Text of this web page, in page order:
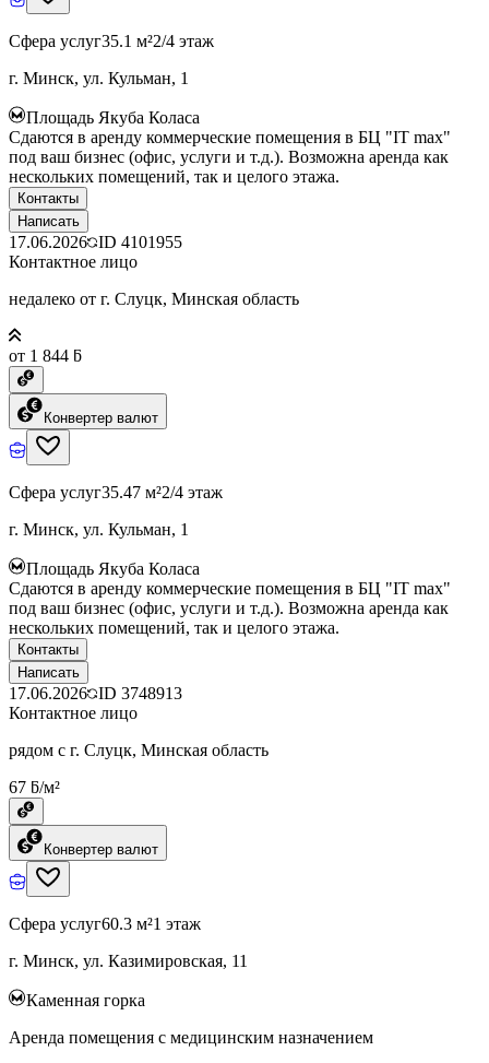
Сфера услуг35.1 м²2/4 этаж
г. Минск, ул. Кульман, 1
Площадь Якуба Коласа
Сдаются в аренду коммерческие помещения в БЦ "IT max"
под ваш бизнес (офис, услуги и т.д.). Возможна аренда как
нескольких помещений, так и целого этажа.
Контакты
Написать
17.06.2026 ID 4101955
Контактное лицо
недалеко от г. Слуцк, Минская область
от 1 844 ƃ
Конвертер валют
Сфера услуг35.47 м²2/4 этаж
г. Минск, ул. Кульман, 1
Площадь Якуба Коласа
Сдаются в аренду коммерческие помещения в БЦ "IT max"
под ваш бизнес (офис, услуги и т.д.). Возможна аренда как
нескольких помещений, так и целого этажа.
Контакты
Написать
17.06.2026 ID 3748913
Контактное лицо
рядом с г. Слуцк, Минская область
67 ƃ/м²
Конвертер валют
Сфера услуг60.3 м²1 этаж
г. Минск, ул. Казимировская, 11
Каменная горка
Аренда помещения с медицинским назначением